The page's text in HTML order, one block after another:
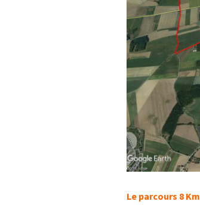
Le parcours 8 Km